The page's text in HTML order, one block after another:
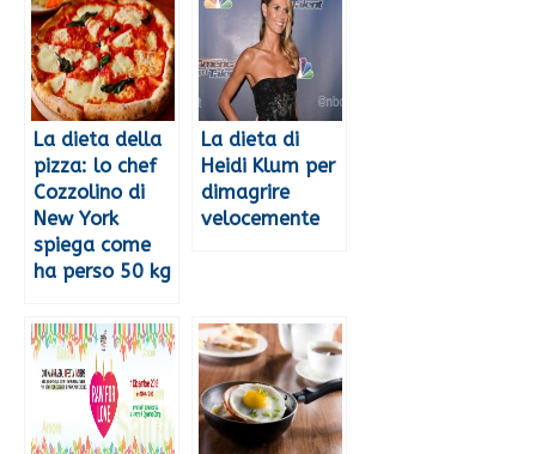
La dieta della
pizza: lo chef
Cozzolino di
New York
spiega come
ha perso 50 kg
La dieta di
Heidi Klum per
dimagrire
velocemente